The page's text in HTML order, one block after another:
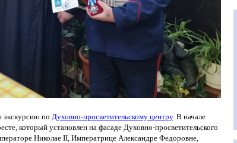
экскурсию по Духовно-просветительскому центру. В начале
который установлен на фасаде Духовно-просветительского
Николае II, Императрице Александре Федоровне,